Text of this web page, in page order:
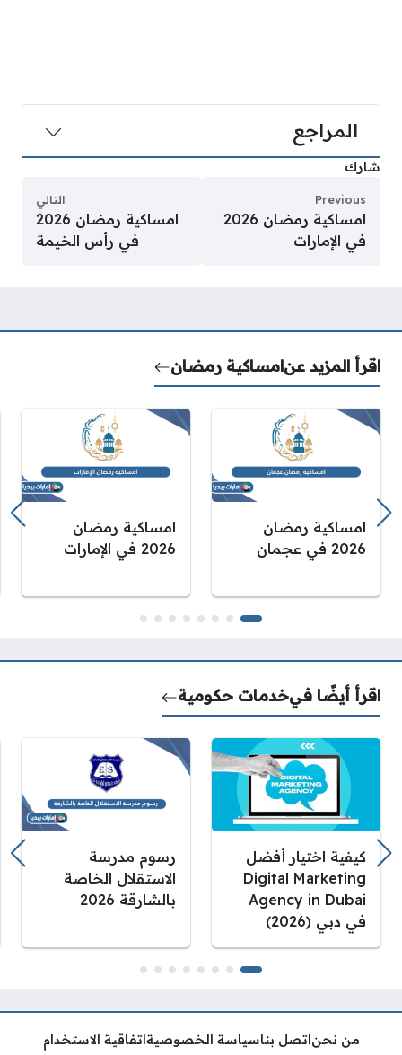
المراجع
شارك
Previous
امساكية رمضان 2026
في الإمارات
التالي
امساكية رمضان 2026
في رأس الخيمة
اقرأ المزيد عنامساكية رمضان
امساكية رمضان
2026 في عجمان
امساكية رمضان
2026 في الإمارات
اقرأ أيضًا فيخدمات حكومية
كيفية اختيار أفضل
Digital Marketing
Agency in Dubai
في دبي (2026)
رسوم مدرسة
الاستقلال الخاصة
بالشارقة 2026
من نحن اتصل بناسياسة الخصوصية اتفاقية الاستخدام